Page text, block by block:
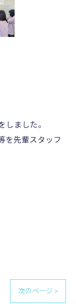
しました。
を先輩スタッフ
次のページ >